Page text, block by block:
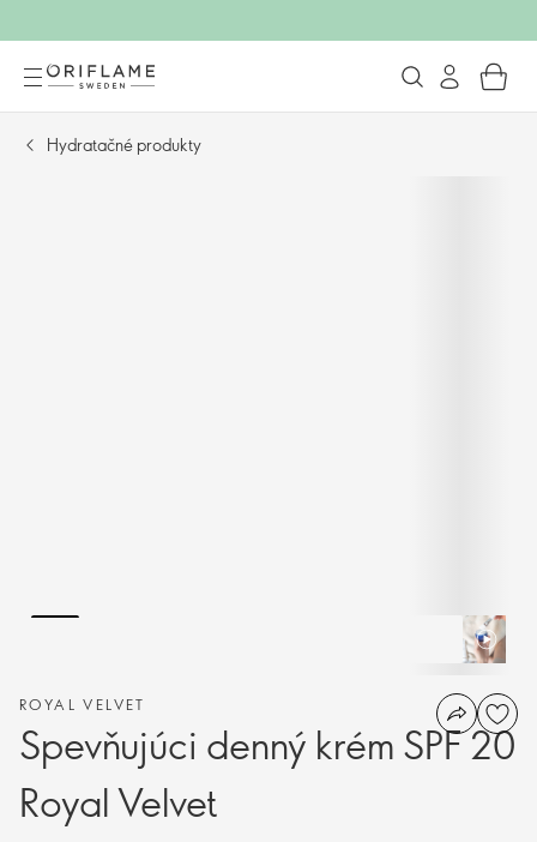
Hydratačné produkty
ROYAL VELVET
Spevňujúci denný krém SPF 20
Royal Velvet